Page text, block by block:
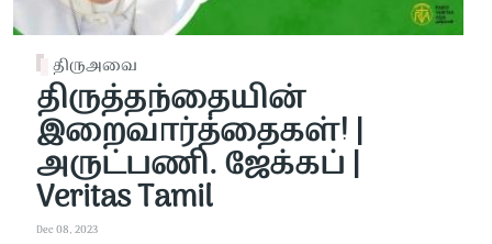
திருஅவை
திருத்தந்தையின்
இறைவார்த்தைகள்! |
அருட்பணி. ஜேக்கப் |
Veritas Tamil
Dec 08, 2023